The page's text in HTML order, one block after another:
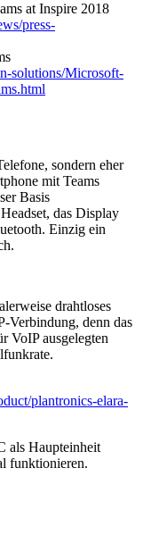
at Inspire 2018
press-
solutions/Microsoft-
sondern eher
mit Teams
Basis
das Display
Einzig ein
drahtloses
Verbindung, denn das
VoIP ausgelegten
plantronics-elara-
als Haupteinheit
funktionieren.